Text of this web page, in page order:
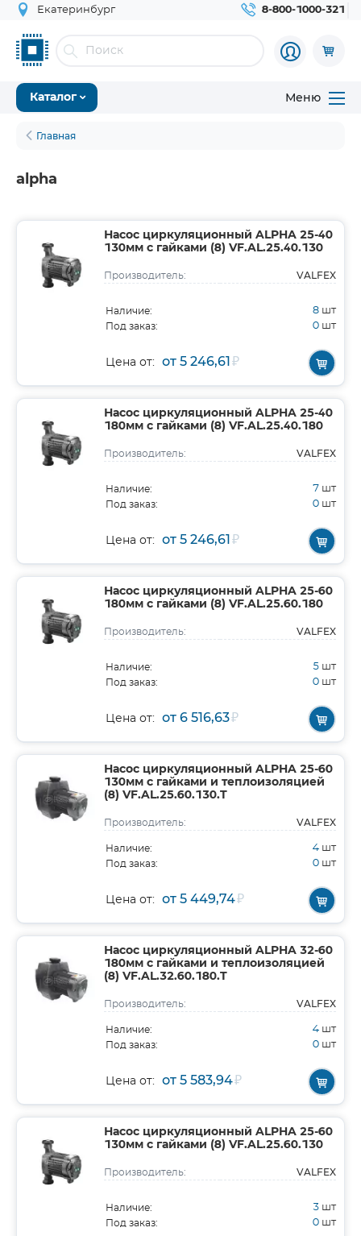
Екатеринбург 8-800-1000-321
Каталог Меню
Главная
alpha
Насос циркуляционный ALPHA 25-40
130мм с гайками (8) VF.AL.25.40.130
Производитель: VALFEX
Наличие: 8 шт
Под заказ: 0 шт
Цена от: от 5 246,61₽
Насос циркуляционный ALPHA 25-40
180мм с гайками (8) VF.AL.25.40.180
Производитель: VALFEX
Наличие: 7 шт
Под заказ: 0 шт
Цена от: от 5 246,61₽
Насос циркуляционный ALPHA 25-60
180мм с гайками (8) VF.AL.25.60.180
Производитель: VALFEX
Наличие: 5 шт
Под заказ: 0 шт
Цена от: от 6 516,63₽
Насос циркуляционный ALPHA 25-60
130мм с гайками и теплоизоляцией
(8) VF.AL.25.60.130.T
Производитель: VALFEX
Наличие: 4 шт
Под заказ: 0 шт
Цена от: от 5 449,74₽
Насос циркуляционный ALPHA 32-60
180мм с гайками и теплоизоляцией
(8) VF.AL.32.60.180.T
Производитель: VALFEX
Наличие: 4 шт
Под заказ: 0 шт
Цена от: от 5 583,94₽
Насос циркуляционный ALPHA 25-60
130мм с гайками (8) VF.AL.25.60.130
Производитель: VALFEX
Наличие: 3 шт
Под заказ: 0 шт